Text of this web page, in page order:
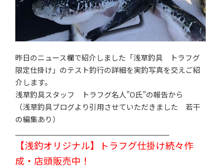
昨日のニュース欄で紹介しました「浅草釣具 トラフグ
限定仕掛け」のテスト釣行の詳細を実釣写真を交えご紹
介します。
浅草釣具スタッフ トラフグ名人”O氏”の報告から
（浅草釣具ブログより引用させていただきました 若干
の編集あり）
【浅釣オリジナル】トラフグ仕掛け続々作
成・店頭販売中！